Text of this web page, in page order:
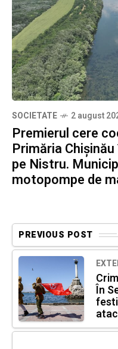
SOCIETATE 2 august
Premierul cere
Primăria
pe Nistru.
motopompe de
PREVIOUS POST
În